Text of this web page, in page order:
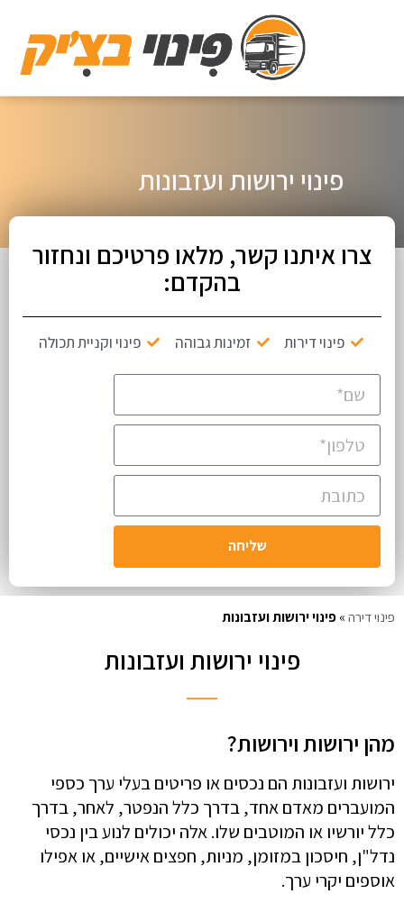
פינוי ירושות ועזבונות
צרו איתנו קשר, מלאו פרטיכם ונחזור
בהקדם:
פינוי דירות זמינות גבוהה פינוי וקניית תכולה
שליחה
פינוי דירה » פינוי ירושות ועזבונות
פינוי ירושות ועזבונות
מהן ירושות וירושות?
ירושות ועזבונות הם נכסים או פריטים בעלי ערך כספי
המועברים מאדם אחד, בדרך כלל הנפטר, לאחר, בדרך
כלל יורשיו או המוטבים שלו. אלה יכולים לנוע בין נכסי
נדל"ן, חיסכון במזומן, מניות, חפצים אישיים, או אפילו
אוספים יקרי ערך.